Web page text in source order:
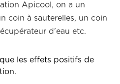
Apicool, on a un
coin à sauterelles, un coin
d'eau etc.
les effets positifs de